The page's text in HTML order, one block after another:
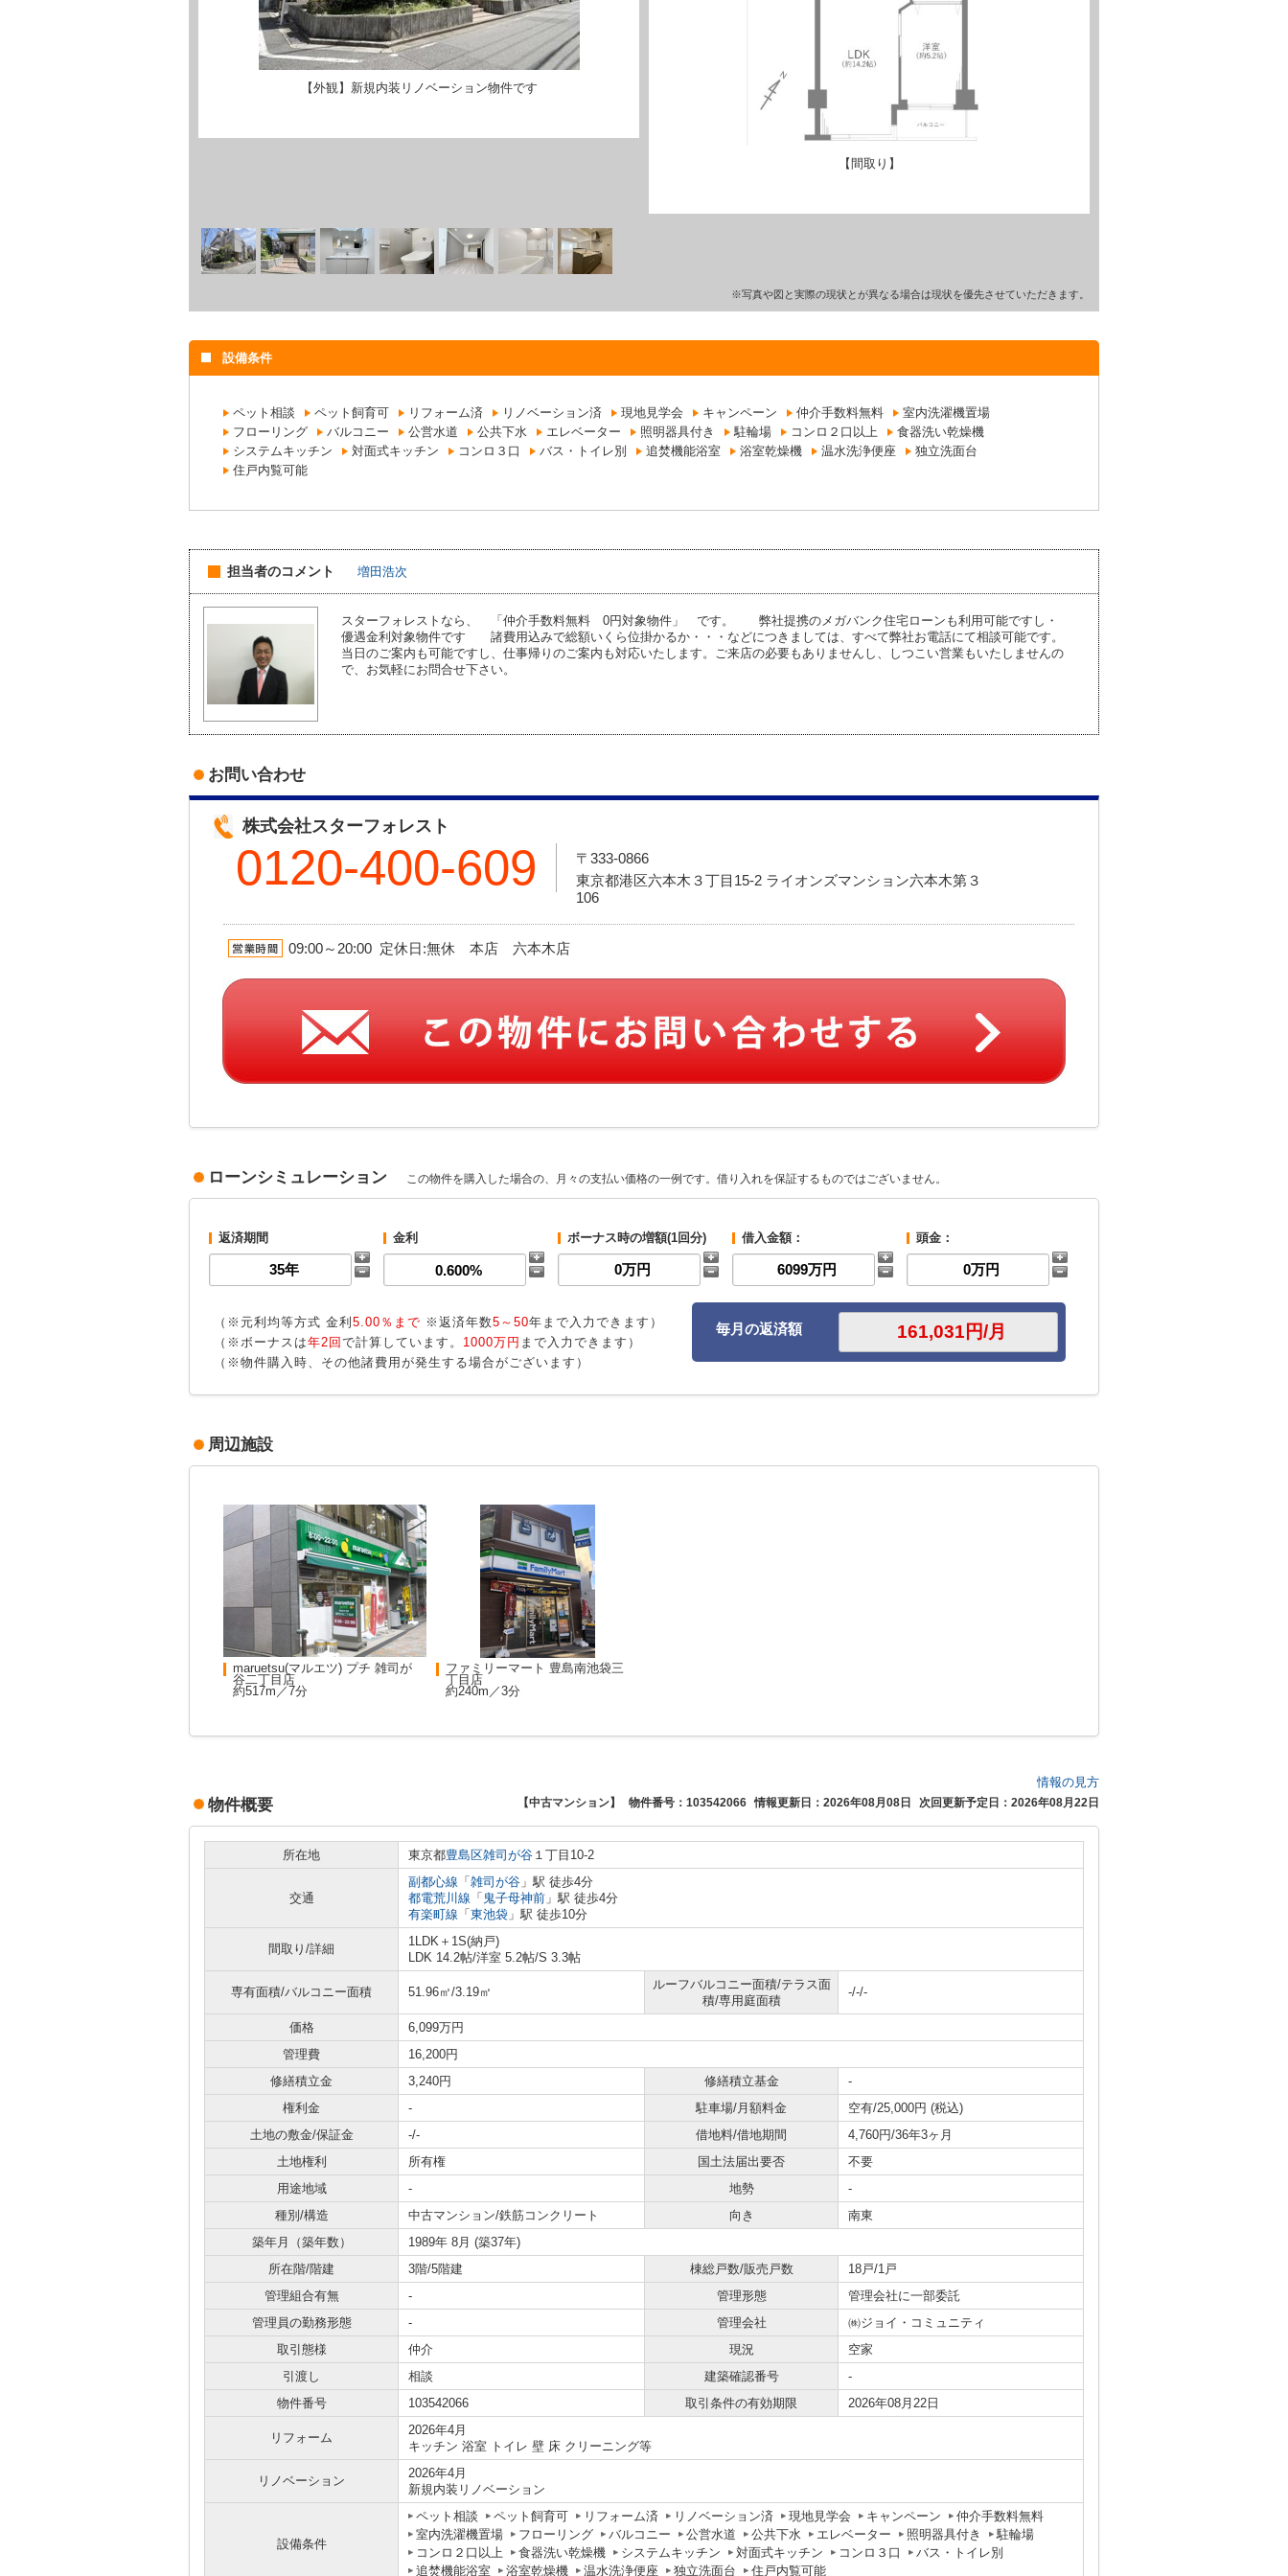
【外観】新規内装リノベーション物件です
【間取り】
※写真や図と実際の現状とが異なる場合は現状を優先させていただきます。
設備条件
ペット相談 ペット飼育可 リフォーム済 リノベーション済 現地見学会 キャンペーン 仲介手数料無料
室内洗濯機置場
フローリング
バルコニー 公営水道 公共下水 エレベーター 照明器具付き 駐輪場 コンロ２口以上
食器洗い乾燥機
システムキッチン
対面式キッチン コンロ３口 バス・トイレ別 追焚機能浴室 浴室乾燥機 温水洗浄便座
独立洗面台
住戸内覧可能
担当者のコメント 増田浩次
スターフォレストなら、 「仲介手数料無料 0円対象物件」 です。 弊社提携のメガバンク住宅ローンも利用可能ですし・
優遇金利対象物件です 諸費用込みで総額いくら位掛かるか・・・などにつきましては、すべて弊社お電話にて相談可能です。
当日のご案内も可能ですし、仕事帰りのご案内も対応いたします。ご来店の必要もありませんし、しつこい営業もいたしませんの
で、お気軽にお問合せ下さい。
お問い合わせ
株式会社スターフォレスト
0120-400-609
〒333-0866
東京都港区六本木３丁目15-2 ライオンズマンション六本木第３
106
09:00～20:00 定休日:無休 本店 六本木店
ローンシミュレーション この物件を購入した場合の、月々の支払い価格の一例です。借り入れを保証するものではございません。
返済期間 金利 ボーナス時の増額(1回分) 借入金額： 頭金：
（※元利均等方式 金利 5.00％まで ※返済年数5～50年まで入力できます）
（※ボーナスは年2回 で計算しています。 1000万円 まで入力できます）
（※物件購入時、その他諸費用が発生する場合がございます）
毎月の返済額
周辺施設
maruetsu(マルエツ) プチ 雑司が
谷二丁目店
約517m／7分
ファミリーマート 豊島南池袋三
丁目店
約240m／3分
情報の見方
物件概要 【中古マンション】 物件番号：103542066 情報更新日：2026年08月08日 次回更新予定日：2026年08月22日
所在地 東京都豊島区雑司が谷 １丁目10-2
交通
副都心線 「 雑司が谷 」駅 徒歩4分
都電荒川線 「 鬼子母神前 」駅 徒歩4分
有楽町線 「 東池袋 」駅 徒歩10分
間取り/詳細
1LDK＋1S(納戸)
LDK 14.2帖/洋室 5.2帖/S 3.3帖
専有面積/バルコニー面積 51.96㎡/3.19㎡
ルーフバルコニー面積/テラス面
積/専用庭面積
-/-/-
価格
6,099万円
管理費
16,200円
修繕積立金
3,240円 修繕積立基金
-
権利金
- 駐車場/月額料金
空有/25,000円 (税込)
土地の敷金/保証金
-/- 借地料/借地期間
4,760円/36年3ヶ月
土地権利
所有権 国土法届出要否
不要
用途地域
- 地勢
-
種別/構造
中古マンション/鉄筋コンクリート 向き
南東
築年月（築年数）
1989年 8月 (築37年)
所在階/階建
3階/5階建 棟総戸数/販売戸数
18戸/1戸
管理組合有無
- 管理形態
管理会社に一部委託
管理員の勤務形態
- 管理会社
㈱ジョイ・コミュニティ
取引態様
仲介 現況
空家
引渡し
相談 建築確認番号
-
物件番号
103542066 取引条件の有効期限 2026年08月22日
リフォーム
2026年4月
キッチン 浴室 トイレ 壁 床 クリーニング等
リノベーション
2026年4月
新規内装リノベーション
設備条件
ペット相談 ペット飼育可 リフォーム済 リノベーション済 現地見学会 キャンペーン
仲介手数料無料
室内洗濯機置場
フローリング バルコニー 公営水道 公共下水 エレベーター 照明器具付き
駐輪場
コンロ２口以上
食器洗い乾燥機 システムキッチン 対面式キッチン コンロ３口
バス・トイレ別
追焚機能浴室
浴室乾燥機 温水洗浄便座 独立洗面台 住戸内覧可能